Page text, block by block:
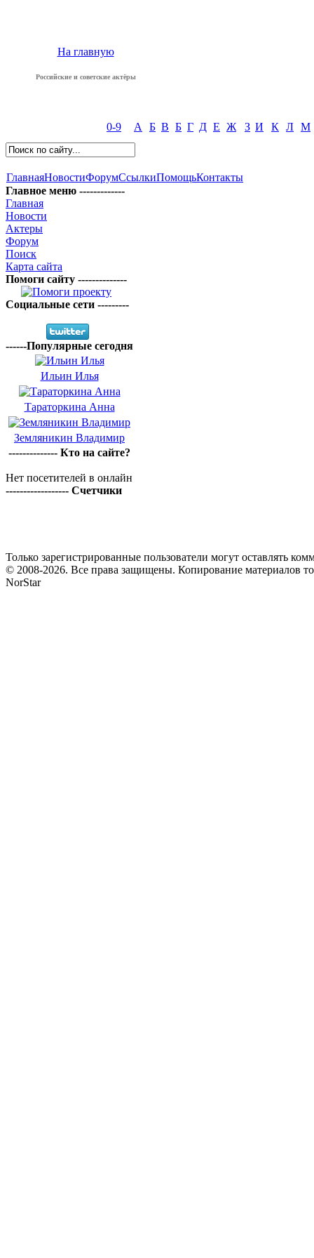
На главную
Российские и советские актёры
0-9 А Б В Б Г Д Е Ж З И К Л М
ГлавнаяНовостиФорумСсылкиПомощьКонтакты
Главное меню -------------
Главная
Новости
Актеры
Форум
Поиск
Карта сайта
Помоги сайту --------------
Социальные сети ---------
------Популярные сегодня
Ильин Илья
Тараторкина Анна
Земляникин Владимир
-------------- Кто на сайте?
Нет посетителей в онлайн
------------------ Счетчики
Только зарегистрированные пользователи могут оставлять
© 2008-2026. Все права защищены. Копирование материалов
NorStar